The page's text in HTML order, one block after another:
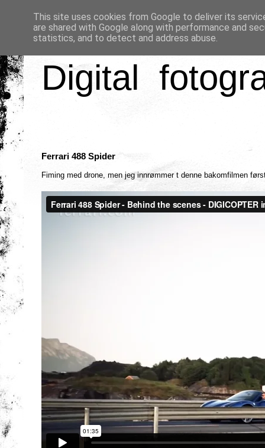
Digital
Ferrari 488 Spider
Fiming med drone, men jeg innrømmer t denne bakomfilmen
This site uses cookies from Google to deliver its
are shared with Google along with performance and
statistics, and to detect and address abuse.